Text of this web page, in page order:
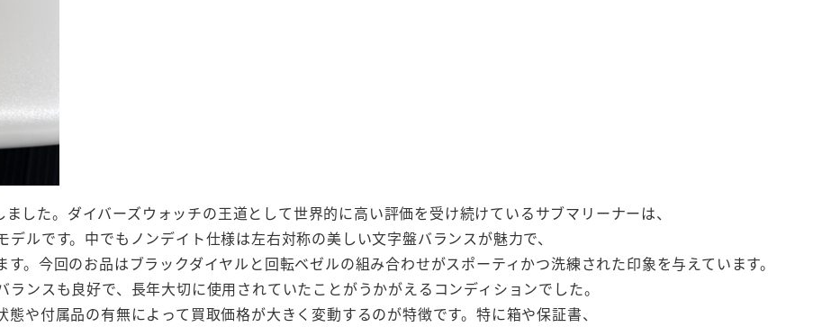
した。ダイバーズウォッチの王道として世界的に高い評価を受け続けているサブマリーナーは、
ルです。中でもノンデイト仕様は左右対称の美しい文字盤バランスが魅力で、
。今回のお品はブラックダイヤルと回転ベゼルの組み合わせがスポーティかつ洗練された印象を与えています。
ンスも良好で、長年大切に使用されていたことがうかがえるコンディションでした。
や付属品の有無によって買取価格が大きく変動するのが特徴です。特に箱や保証書、